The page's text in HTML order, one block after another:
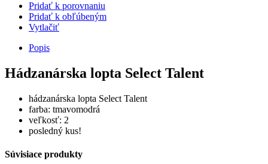
Pridať k porovnaniu
Pridať k obľúbeným
Vytlačiť
Popis
Hádzanárska lopta Select Talent
hádzanárska lopta Select Talent
farba: tmavomodrá
veľkosť: 2
posledný kus!
Súvisiace produkty